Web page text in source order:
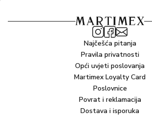
Bez boja i sastojaka životinjskog podrijetla.
Najčešća pitanja
Pravila privatnosti
Opći uvjeti poslovanja
Martimex Loyalty Card
Poslovnice
Povrat i reklamacija
Dostava i isporuka